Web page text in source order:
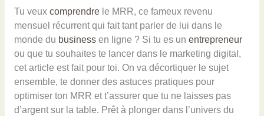
Tu veux comprendrele MRR, ce fameux revenu
mensuel récurrent qui fait tant parler de lui dans le
monde du businessen ligne ? Si tu es un entrepreneur
ou que tu souhaites te lancer dans le marketing digital,
cet article est fait pour toi. On va décortiquer le sujet
ensemble, te donner des astuces pratiques pour
optimiser ton MRR et t’assurer que tu ne laisses pas
d’argent sur la table. Prêt à plonger dans l’univers du